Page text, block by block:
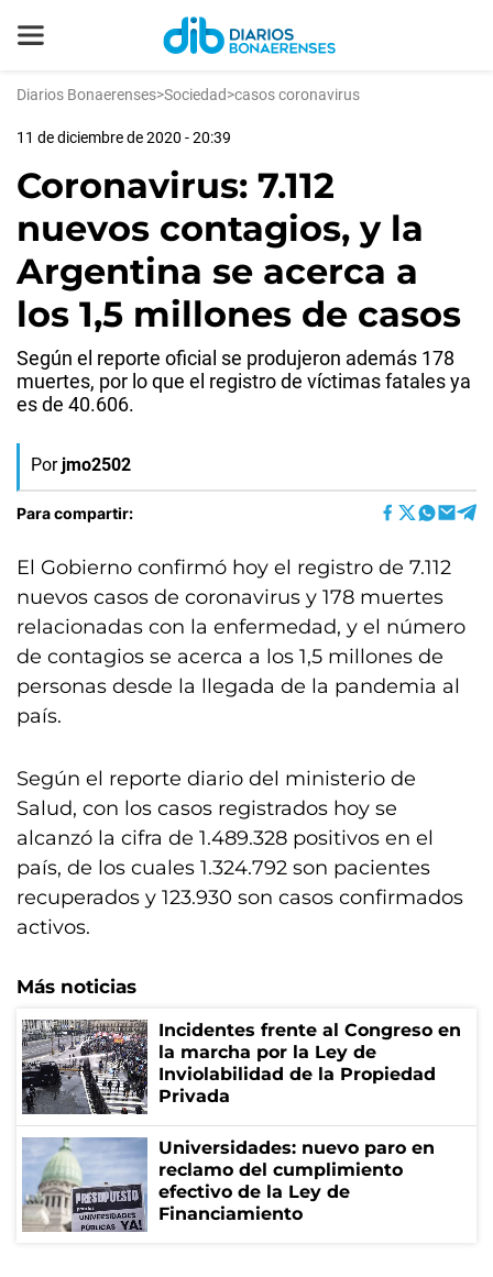
Diarios Bonaerenses>Sociedad>casos coronavirus
11 de diciembre de 2020 - 20:39
Coronavirus: 7.112
nuevos contagios, y la
Argentina se acerca a
los 1,5 millones de casos
Según el reporte oficial se produjeron además 178
muertes, por lo que el registro de víctimas fatales ya
es de 40.606.
Por jmo2502
Para compartir:
El Gobierno confirmó hoy el registro de 7.112
nuevos casos de coronavirus y 178 muertes
relacionadas con la enfermedad, y el número
de contagios se acerca a los 1,5 millones de
personas desde la llegada de la pandemia al
país.
Según el reporte diario del ministerio de
Salud, con los casos registrados hoy se
alcanzó la cifra de 1.489.328 positivos en el
país, de los cuales 1.324.792 son pacientes
recuperados y 123.930 son casos confirmados
activos.
Más noticias
Incidentes frente al Congreso en
la marcha por la Ley de
Inviolabilidad de la Propiedad
Privada
Universidades: nuevo paro en
reclamo del cumplimiento
efectivo de la Ley de
Financiamiento